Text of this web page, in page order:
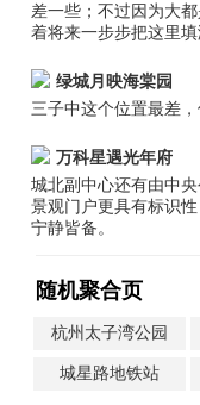
差一些；不过因为大
着将来一步步把这里填
绿城月映海棠园
三子中这个位置最差
万科星遇光年府
城北副中心还有由中
景观门户更具有标识
宁静皆备。
随机聚合页
杭州太子湾公园
城星路地铁站